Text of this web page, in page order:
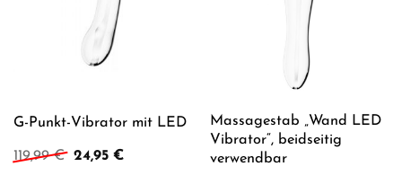
G-Punkt-Vibrator mit LED
119,99€
Ursprünglicher
24,95 €Aktueller
Massagestab „Wand LED
Vibrator“, beidseitig
verwendbar